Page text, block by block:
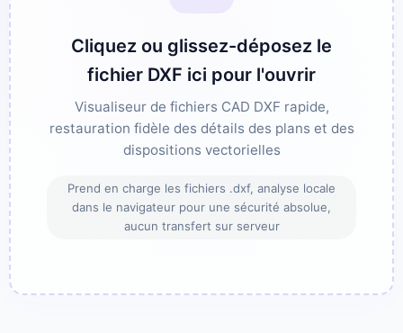
Cliquez ou glissez-déposez le
fichier DXF ici pour l'ouvrir
Visualiseur de fichiers CAD DXF rapide,
restauration fidèle des détails des plans et des
dispositions vectorielles
Prend en charge les fichiers .dxf, analyse locale
dans le navigateur pour une sécurité absolue,
aucun transfert sur serveur